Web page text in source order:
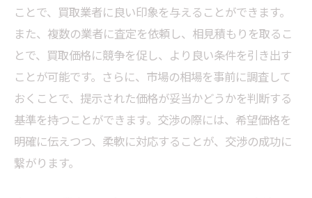
ことで、買取業者に良い印象を与えることができます。
また、複数の業者に査定を依頼し、相見積もりを取るこ
とで、買取価格に競争を促し、より良い条件を引き出す
ことが可能です。さらに、市場の相場を事前に調査して
おくことで、提示された価格が妥当かどうかを判断する
基準を持つことができます。交渉の際には、希望価格を
明確に伝えつつ、柔軟に対応することが、交渉の成功に
繋がります。